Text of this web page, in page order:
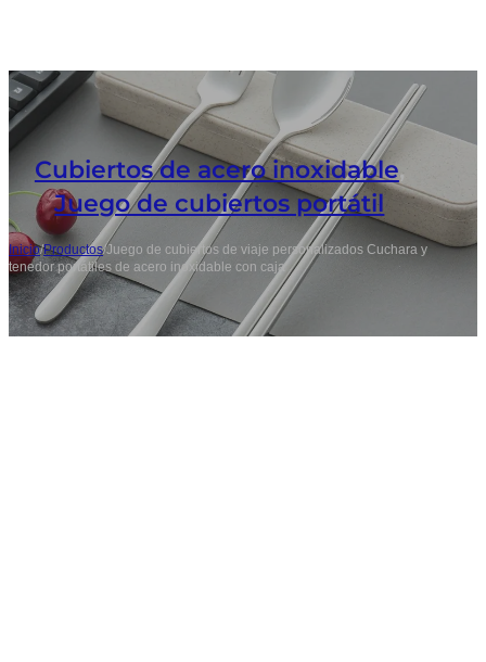
Cubiertos de acero inoxidable,
Juego de cubiertos portátil
Inicio/Productos/Juego de cubiertos de viaje personalizados Cuchara y
tenedor portátiles de acero inoxidable con caja